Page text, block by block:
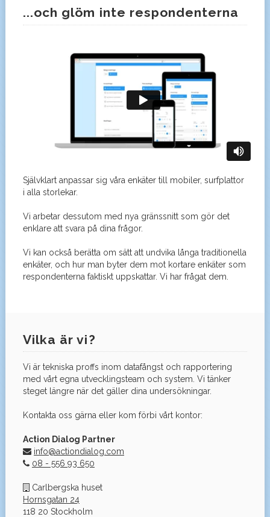
...och glöm inte respondenterna
Självklart anpassar sig våra enkäter till mobiler, surfplattor
i alla storlekar.
Vi arbetar dessutom med nya gränssnitt som gör det
enklare att svara på dina frågor.
Vi kan också berätta om sätt att undvika långa traditionella
enkäter, och hur man byter dem mot kortare enkäter som
respondenterna faktiskt uppskattar. Vi har frågat dem.
Vilka är vi?
Vi är tekniska proffs inom datafångst och rapportering
med vårt egna utvecklingsteam och system. Vi tänker
steget längre när det gäller dina undersökningar.
Kontakta oss gärna eller kom förbi vårt kontor:
Action Dialog Partner
info@actiondialog.com
08 - 556 93 650
Carlbergska huset
Hornsgatan 24
118 20 Stockholm